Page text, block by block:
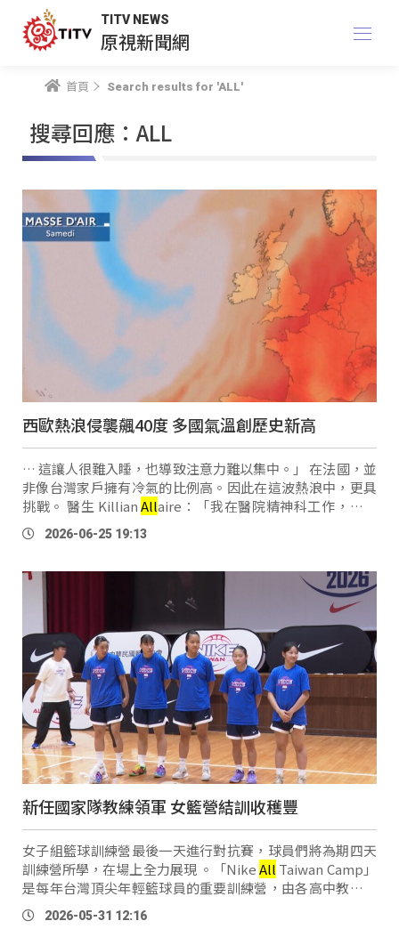
TITV NEWS
原視新聞網
首頁 Search results for 'ALL'
搜尋回應：ALL
西歐熱浪侵襲飆40度 多國氣溫創歷史新高
… 這讓人很難入睡，也導致注意力難以集中。」 在法國，並
非像台灣家戶擁有冷氣的比例高。因此在這波熱浪中，更具
挑戰。 醫生 KillianAllaire：「我在醫院精神科工作，我們
算幸運在公共場域有冷氣，但是病房內就沒有了，這很棘
手，這些病房從早到晚都維持在30度 …
2026-06-25 19:13
新任國家隊教練領軍 女籃營結訓收穫豐
女子組籃球訓練營最後一天進行對抗賽，球員們將為期四天
訓練營所學，在場上全力展現 。「NikeAll Taiwan Camp」
是每年台灣頂尖年輕籃球員的重要訓練營，由各高中教練推
薦隊內優秀球員參與集訓，今年共有27位來自不同隊伍的
HBL球員，及香港、美國華裔 …
2026-05-31 12:16